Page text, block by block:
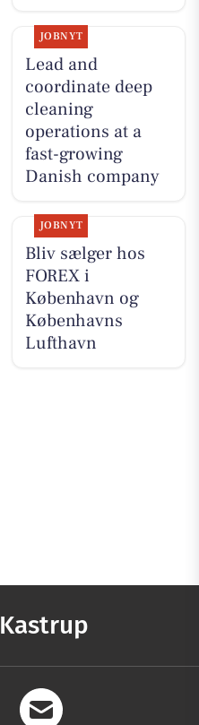
JOBNYT
Lead and
coordinate deep
cleaning
operations at a
fast-growing
Danish company
JOBNYT
Bliv sælger hos
FOREX i
København og
Københavns
Lufthavn
Kastrup